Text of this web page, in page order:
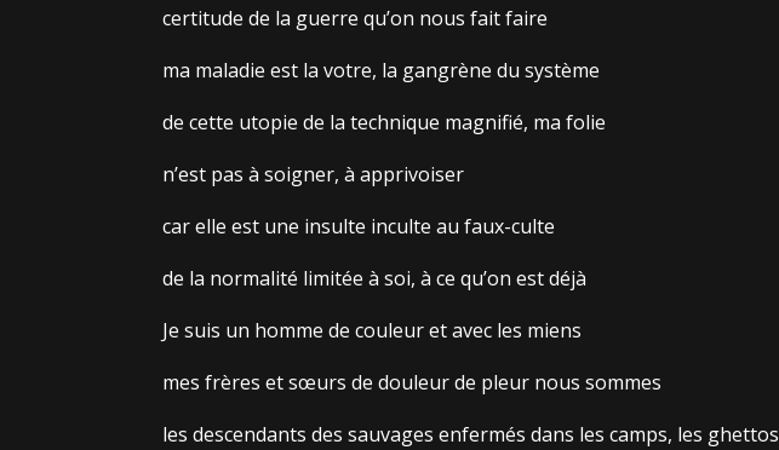
certitude de la guerre qu’on nous fait faire
ma maladie est la votre, la gangrène du système
de cette utopie de la technique magnifié, ma folie
n’est pas à soigner, à apprivoiser
car elle est une insulte inculte au faux-culte
de la normalité limitée à soi, à ce qu’on est déjà
Je suis un homme de couleur et avec les miens
mes frères et sœurs de douleur de pleur nous sommes
les descendants des sauvages enfermés dans les camps, les ghettos